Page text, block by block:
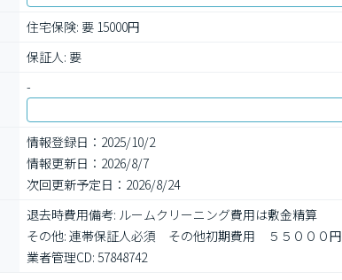
住宅保険: 要 15000円
保証人: 要
-
情報登録日：2025/10/2
情報更新日：2026/8/7
次回更新予定日：2026/8/24
退去時費用備考: ルームクリーニング費用は敷金精算
その他: 連帯保証人必須　その他初期費用　５５０００円
業者管理CD: 57848742